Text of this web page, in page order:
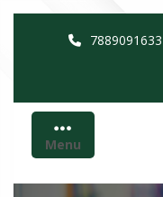
7889091633
Menu